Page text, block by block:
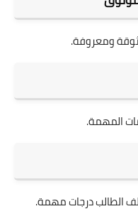
ومعروفة.
المهمة.
الطالب درجات مهمة.